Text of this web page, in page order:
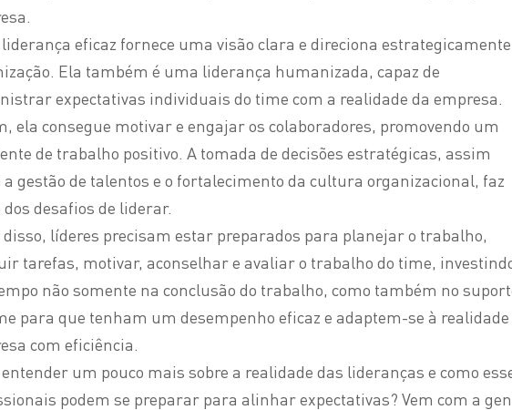
eficaz fornece uma visão clara e direciona estrategicamente
Ela também é uma liderança humanizada, capaz de
expectativas individuais do time com a realidade da empresa.
ela consegue motivar e engajar os colaboradores, promovendo um
de trabalho positivo. A tomada de decisões estratégicas, assim
a gestão de talentos e o fortalecimento da cultura organizacional, faz
desafios de liderar.
disso, líderes precisam estar preparados para planejar o trabalho,
tarefas, motivar, aconselhar e avaliar o trabalho do time,
não somente na conclusão do trabalho, como também no
para que tenham um desempenho eficaz e adaptem-se à realidade
com eficiência.
um pouco mais sobre a realidade das lideranças e como
podem se preparar para alinhar expectativas? Vem com a